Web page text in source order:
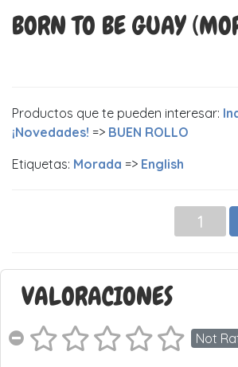
BORN TO BE GUAY
Productos que te pueden interesar:
¡Novedades! => BUEN ROLLO
Etiquetas: Morada => English
VALORACIONES
Not